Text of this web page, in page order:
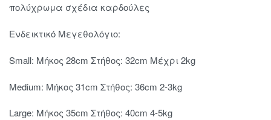
πολύχρωμα σχέδια καρδούλες
Ενδεικτικό Μεγεθολόγιο:
Small: Μήκος 28cm Στήθος: 32cm Μέχρι 2kg
Medium: Μήκος 31cm Στήθος: 36cm 2-3kg
Large: Μήκος 35cm Στήθος: 40cm 4-5kg